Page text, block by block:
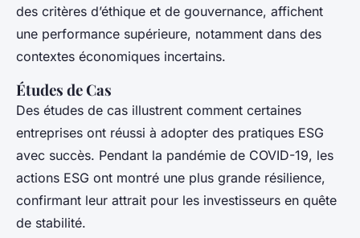
des critères d’éthique et de gouvernance, affichent
une performance supérieure, notamment dans des
contextes économiques incertains.
Études de Cas
Des études de cas illustrent comment certaines
entreprises ont réussi à adopter des pratiques ESG
avec succès. Pendant la pandémie de COVID-19, les
actions ESG ont montré une plus grande résilience,
confirmant leur attrait pour les investisseurs en quête
de stabilité.